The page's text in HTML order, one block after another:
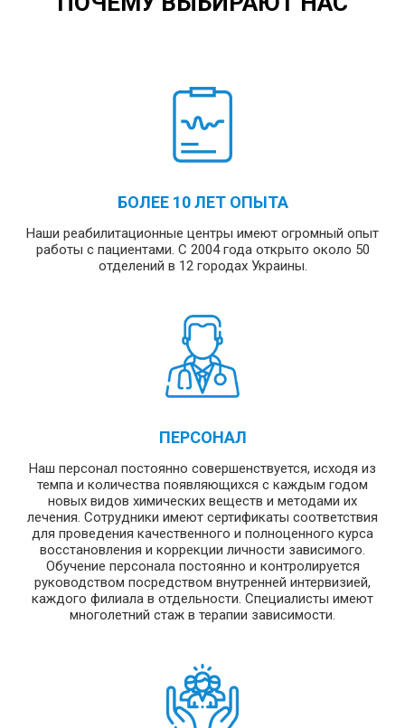
БОЛЕЕ 10 ЛЕТ ОПЫТА
Наши реабилитационные центры имеют огромный опыт
работы с пациентами. С 2004 года открыто около 50
отделений в 12 городах Украины.
ПЕРСОНАЛ
Наш персонал постоянно совершенствуется, исходя из
темпа и количества появляющихся с каждым годом
новых видов химических веществ и методами их
лечения. Сотрудники имеют сертификаты соответствия
для проведения качественного и полноценного курса
восстановления и коррекции личности зависимого.
Обучение персонала постоянно и контролируется
руководством посредством внутренней интервизией,
каждого филиала в отдельности. Специалисты имеют
многолетний стаж в терапии зависимости.